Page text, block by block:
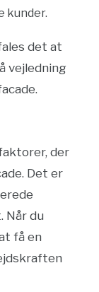
kunder.
det at
vejledning
der
Det er
Når du
få en